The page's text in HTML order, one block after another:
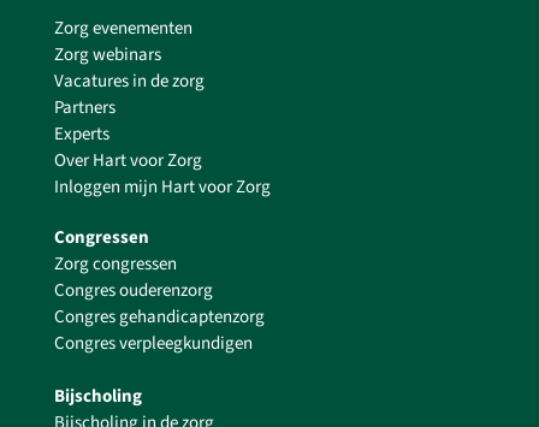
Zorg evenementen
Zorg webinars
Vacatures in de zorg
Partners
Experts
Over Hart voor Zorg
Inloggen mijn Hart voor Zorg
Congressen
Zorg congressen
Congres ouderenzorg
Congres gehandicaptenzorg
Congres verpleegkundigen
Bijscholing